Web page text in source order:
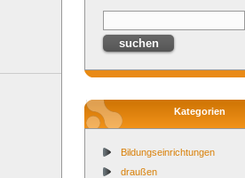
Kategorien
Bildungseinrichtungen
draußen